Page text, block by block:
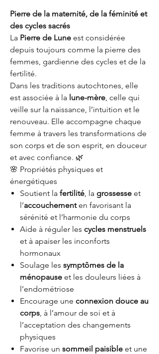
Pierre de la maternité, de la féminité et
des cycles sacrés
La Pierre de Lune est considérée
depuis toujours comme la pierre des
femmes, gardienne des cycles et de la
fertilité.
Dans les traditions autochtones, elle
est associée à la lune-mère, celle qui
veille sur la naissance, l’intuition et le
renouveau. Elle accompagne chaque
femme à travers les transformations de
son corps et de son esprit, en douceur
et avec confiance. 🌿
🌸 Propriétés physiques et
énergétiques
Soutient la fertilité, la grossesse et
l’accouchementen favorisant la
sérénité et l’harmonie du corps
Aide à réguler les cycles menstruels
et à apaiser les inconforts
hormonaux
Soulage les symptômes de la
ménopause et les douleurs liées à
l’endométriose
Encourage une connexion douce au
corps, à l’amour de soi et à
l’acceptation des changements
physiques
Favorise un sommeil paisible et une